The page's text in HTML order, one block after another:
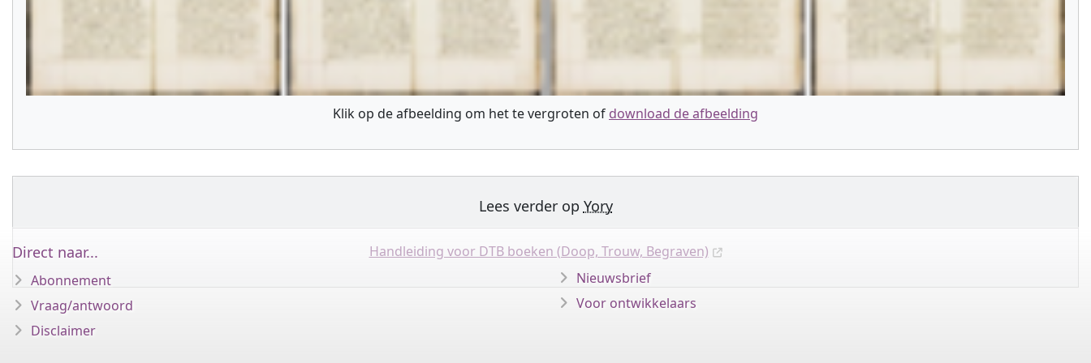
Klik op de afbeelding om het te vergroten of download de afbeelding
Lees verder op Yory
Handleiding voor DTB boeken (Doop, Trouw, Begraven)
Direct naar...
Abonnement
Vraag/antwoord
Disclaimer
Nieuwsbrief
Voor ontwikkelaars